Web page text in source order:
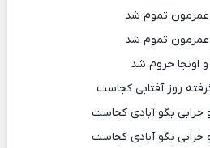
تموم شد
تموم شد
و اونجا حروم شد
روز آفتابی کجاست
بگو آبادی کجاست
بگو آبادی کجاست